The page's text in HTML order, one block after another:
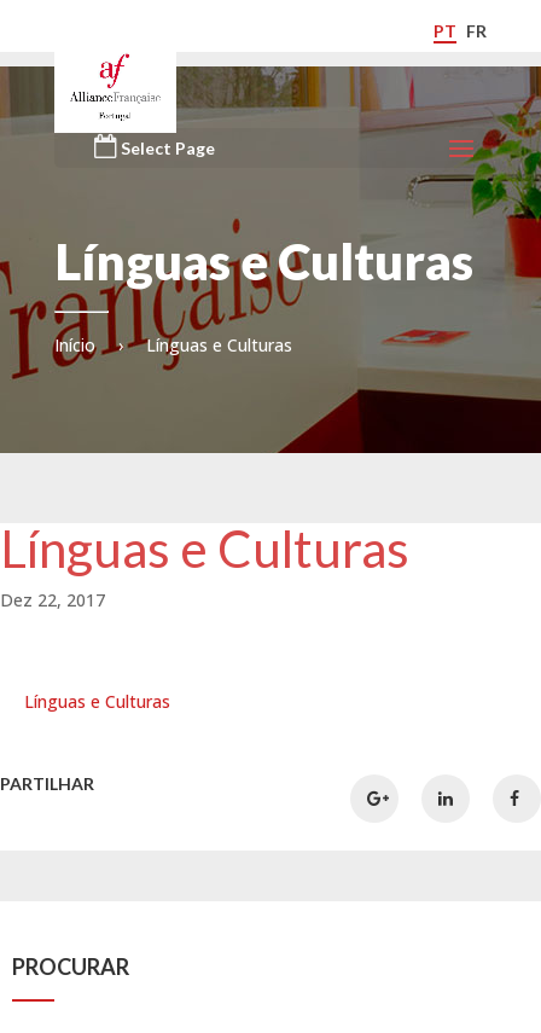
PT FR
Select Page
Línguas e Culturas
Início › Línguas e Culturas
Línguas e Culturas
Dez 22, 2017
Línguas e Culturas
PARTILHAR
PROCURAR